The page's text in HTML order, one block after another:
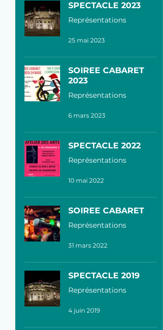
SPECTACLE 2023
Représentations
25 mai 2023
SOIREE CABARET
2023
Représentations
6 mars 2023
SPECTACLE 2022
Représentations
10 mai 2022
SOIREE CABARET
Représentations
31 mars 2022
SPECTACLE 2019
Représentations
4 juin 2019